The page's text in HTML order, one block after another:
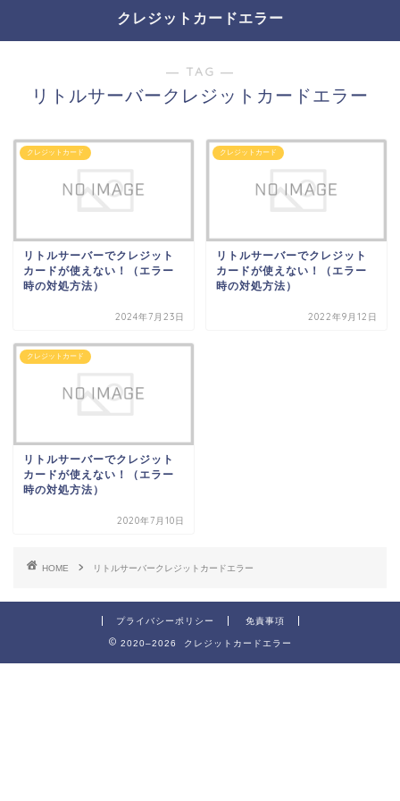
クレジットカードエラー
― TAG ―
リトルサーバークレジットカードエラー
クレジットカード
リトルサーバーでクレジット
カードが使えない！（エラー
時の対処方法）
2024年7月23日
クレジットカード
リトルサーバーでクレジット
カードが使えない！（エラー
時の対処方法）
2022年9月12日
クレジットカード
リトルサーバーでクレジット
カードが使えない！（エラー
時の対処方法）
2020年7月10日
HOME リトルサーバークレジットカードエラー
プライバシーポリシー 免責事項
2020–2026 クレジットカードエラー